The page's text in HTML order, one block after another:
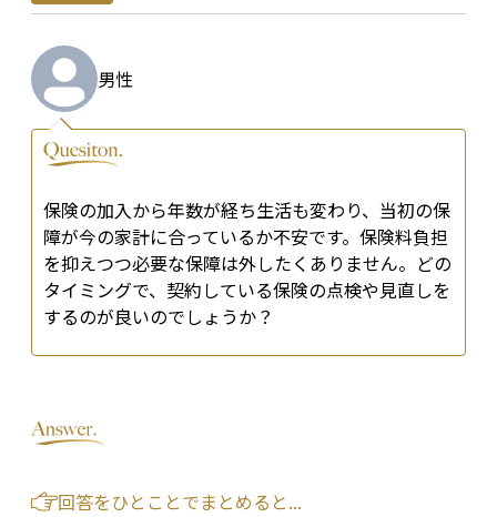
男性
保険の加入から年数が経ち生活も変わり、当初の保
障が今の家計に合っているか不安です。保険料負担
を抑えつつ必要な保障は外したくありません。どの
タイミングで、契約している保険の点検や見直しを
するのが良いのでしょうか？
回答をひとことでまとめると...